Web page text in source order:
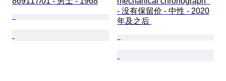
- 没有保留价 - 中性 - 2020
年及之后